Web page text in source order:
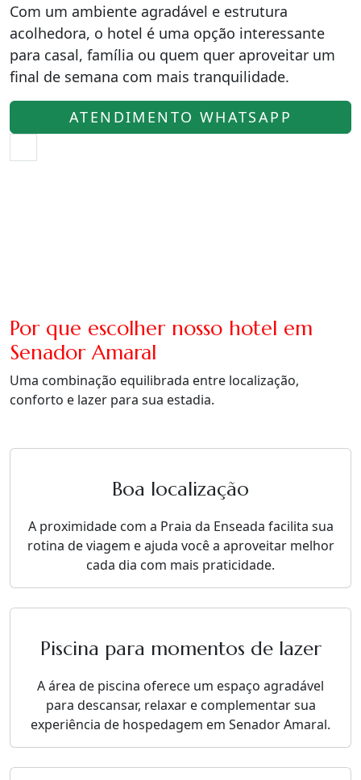
Com um ambiente agradável e estrutura
acolhedora, o hotel é uma opção interessante
para casal, família ou quem quer aproveitar um
final de semana com mais tranquilidade.
ATENDIMENTO WHATSAPP
Por que escolher nosso hotel em
Senador Amaral
Uma combinação equilibrada entre localização,
conforto e lazer para sua estadia.
Boa localização
A proximidade com a Praia da Enseada facilita sua
rotina de viagem e ajuda você a aproveitar melhor
cada dia com mais praticidade.
Piscina para momentos de lazer
A área de piscina oferece um espaço agradável
para descansar, relaxar e complementar sua
experiência de hospedagem em Senador Amaral.